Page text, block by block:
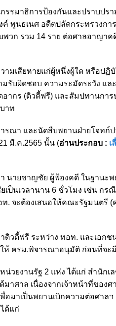
รมาธิการป้องกันและปราบปร
พูนธเนศ อดีตปลัดกระทรวงกา
วก รวม 14 ราย ต่อศาลอาญา
มเสียหายแก่ผู้หนึ่งผู้ใด หรือปฏิ
รับผิดชอบ ความระมัดระวัง แล
ากร (ดิวตี้ฟรี) และสัมปทานกา
าท
ณา และนัดสืบพยานฝ่ายโจทก์
มี.ค.2565 นั้น (อ่านประกอบ : เ
นายชาญชัย ผู้ฟ้องคดี ในฐานะ
ป็นเวลานาน 6 ชั่วโมง เช่น ก
จะต้องเสนอให้คณะรัฐมนตรี
วตี้ฟรี ระหว่าง ทอท. และเอกช
ห้ ครม.พิจารณาอนุมัติ ก่อนที่จ
วยงานรัฐ 2 แห่ง ได้แก่ สำนัก
ศาล เนื่องจากเจ้าหน้าที่ของศ
มาเป็นพยานเบิกความต่อศาลฯ
ด้แก่